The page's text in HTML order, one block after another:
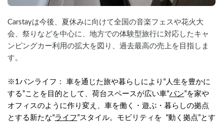
Carstayは今後、夏休みに向けて全国の音楽フェスや花火大
会、祭りなどを中心に、地方での体験型旅行に対応したキャ
ンピングカー利用の拡大を図り、過去最高の売上を目指しま
す。
※1バンライフ： 車を通じた旅や暮らしにより“人生を豊かに
する”ことを目的として、荷台スペースが広い車“バン”を家や
オフィスのように作り変え、車を働く・遊ぶ・暮らしの拠点
とする新たな“ライフ ”スタイル。モビリティを  “動く拠点”とす